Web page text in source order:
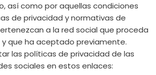
así como por aquellas condiciones
de privacidad y normativas de
a la red social que proceda
que ha aceptado previamente.
las políticas de privacidad de las
sociales en estos enlaces: